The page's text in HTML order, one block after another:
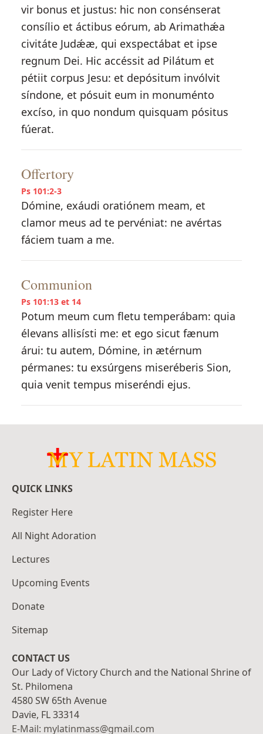
vir bonus et justus: hic non consénserat
consílio et áctibus eórum, ab Arimathǽa
civitáte Judǽæ, qui exspectábat et ipse
regnum Dei. Hic accéssit ad Pilátum et
pétiit corpus Jesu: et depósitum invólvit
síndone, et pósuit eum in monuménto
excíso, in quo nondum quisquam pósitus
fúerat.
Offertory
Ps 101:2-3
Dómine, exáudi oratiónem meam, et
clamor meus ad te pervéniat: ne avértas
fáciem tuam a me.
Communion
Ps 101:13 et 14
Potum meum cum fletu temperábam: quia
élevans allisísti me: et ego sicut fænum
árui: tu autem, Dómine, in ætérnum
pérmanes: tu exsúrgens miseréberis Sion,
quia venit tempus miseréndi ejus.
QUICK LINKS
Register Here
All Night Adoration
Lectures
Upcoming Events
Donate
Sitemap
CONTACT US
Our Lady of Victory Church and the National Shrine of
St. Philomena
4580 SW 65th Avenue
Davie, FL 33314
E-Mail: mylatinmass@gmail.com